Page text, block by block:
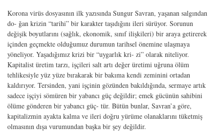
Korona virüs dosyasının ilk yazısında Sungur Savran, yaşanan salgından
do- ğan krizin “tarihi” bir karakter taşıdığını ileri sürüyor. Sorunun
değişik boyutlarını (sağlık, ekonomik, sınıf ilişkileri) bir araya getirerek
içinden geçmekte olduğumuz durumun tarihsel önemine ulaşmaya
yöneliyor. Yaşadığımız krizi bir “uygarlık kri- zi” olarak niteliyor.
Kapitalist üretim tarzı, işçileri salt artı değer üretimi uğruna ölüm
tehlikesiyle yüz yüze bırakarak bir bakıma kendi zeminini ortadan
kaldırıyor. Tersinden, yani işçinin gözünden bakıldığında, sermaye artık
sadece işçiyi sömüren bir yabancı güç değildir; emek gücünün sahibini
ölüme gönderen bir yabancı güç- tür. Bütün bunlar, Savran’a göre,
kapitalizmin ayakta kalma ve ileri doğru yürüme olanaklarını tüketmiş
olmasının dışa vurumundan başka bir şey değildir.